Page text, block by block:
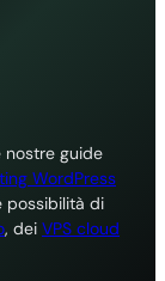
nostre guide
WordPress
possibilità di
, dei VPS cloud